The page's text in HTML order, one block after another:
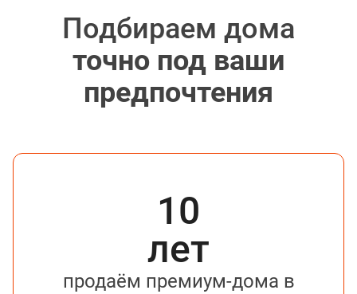
Подбираем дома
точно под ваши
предпочтения
10
лет
продаём премиум-дома в